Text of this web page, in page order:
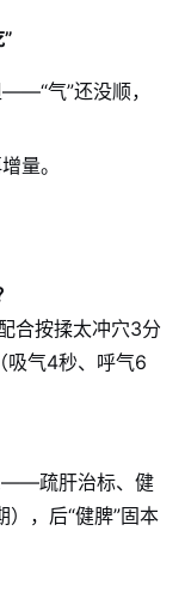
气”还没顺，
量。
合按揉太冲穴3分
吸气4秒、呼气6
——疏肝治标、健
），后“健脾”固本